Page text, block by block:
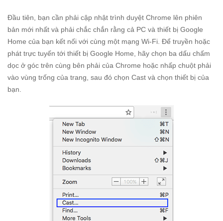
Đầu tiên, bạn cần phải cập nhật trình duyệt Chrome lên phiên
bản mới nhất và phải chắc chắn rằng cả PC và thiết bị Google
Home của bạn kết nối với cùng một mạng Wi-Fi. Để truyền hoặc
phát trực tuyến tới thiết bị Google Home, hãy chọn ba dấu chấm
dọc ở góc trên cùng bên phải của Chrome hoặc nhấp chuột phải
vào vùng trống của trang, sau đó chọn Cast và chọn thiết bị của
bạn.